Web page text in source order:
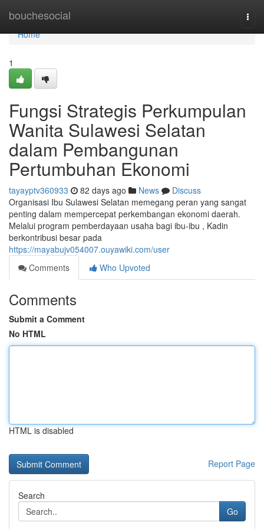
bouchesocial
Home
Home
1
Fungsi Strategis Perkumpulan
Wanita Sulawesi Selatan
dalam Pembangunan
Pertumbuhan Ekonomi
tayayptv360933 82 days ago News
Discuss
Organisasi Ibu Sulawesi Selatan memegang peran yang sangat
penting dalam mempercepat perkembangan ekonomi daerah.
Melalui program pemberdayaan usaha bagi ibu-ibu , Kadin
berkontribusi besar pada
https://mayabujv054007.ouyawiki.com/user
Comments
Who Upvoted
Comments
Submit a Comment
No HTML
HTML is disabled
Report Page
Search
Go